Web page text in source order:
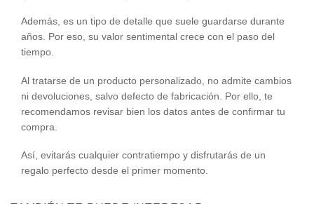
Además, es un tipo de detalle que suele guardarse durante
años. Por eso, su valor sentimental crece con el paso del
tiempo.
Al tratarse de un producto personalizado, no admite cambios
ni devoluciones, salvo defecto de fabricación. Por ello, te
recomendamos revisar bien los datos antes de confirmar tu
compra.
Así, evitarás cualquier contratiempo y disfrutarás de un
regalo perfecto desde el primer momento.